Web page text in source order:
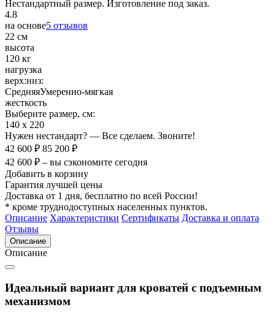
Нестандартный размер. Изготовление под заказ.
4.8
на основе5 отзывов
22 см
высота
120 кг
нагрузка
верх:низ:
СредняяУмеренно-мягкая
жесткость
Выберите размер, см:
140 х 220
Нужен нестандарт? — Все сделаем. Звоните!
42 600 ₽ 85 200 ₽
42 600 ₽ – вы сэкономите сегодня
Добавить в корзину
Гарантия лучшей цены
Доставка от 1 дня, бесплатно по всей России!
* кроме труднодоступных населенных пунктов.
Описание Характеристики Сертификаты Доставка и оплата
Отзывы
Описание
Описание
Идеальный вариант для кроватей с подъемным
механизмом